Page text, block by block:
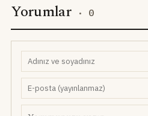
Yorumlar · 0